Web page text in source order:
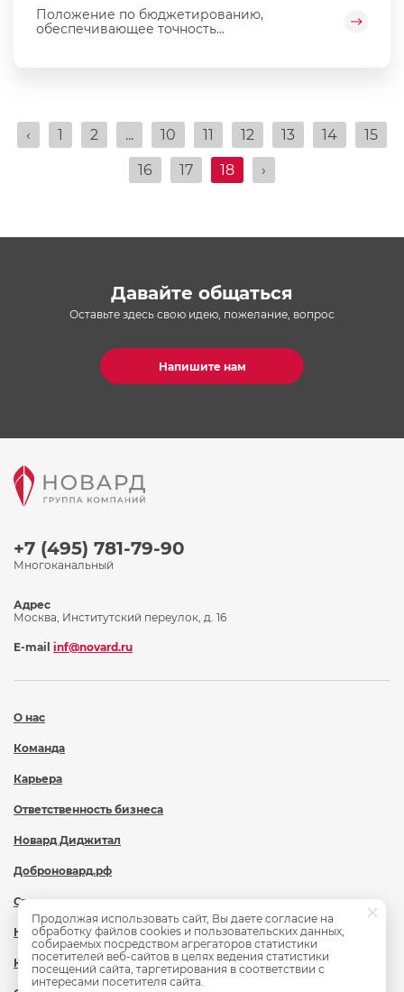
Положение по бюджетированию,
обеспечивающее точность...
‹ 1 2 ... 10 11 12 13 14 15
16 17 18 ›
Давайте общаться
Оставьте здесь свою идею, пожелание, вопрос
Напишите нам
+7 (495) 781-79-90
Многоканальный
О нас
Команда
Карьера
Ответственность бизнеса
Новард Диджитал
Доброновард.рф
Статьи
Новости
Контакты
Адрес
Москва, Институтский переулок, д. 16
E-mail inf@novard.ru
Продолжая использовать сайт, Вы даете согласие на
обработку файлов cookies и пользовательских данных,
собираемых посредством агрегаторов статистики
посетителей веб-сайтов в целях ведения статистики
посещений сайта, таргетирования в соответствии с
интересами посетителя сайта.